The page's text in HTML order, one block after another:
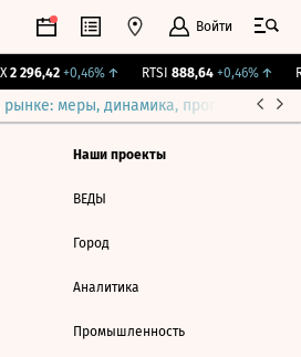
Войти
2 296,42 +0,46%↑ RTSI 888,64 +0,46%↑
меры, динамика, прогнозы
Наши проекты
ВЕДЫ
Город
Аналитика
Промышленность